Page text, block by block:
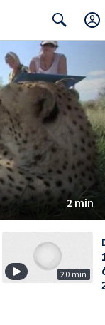
Search
2 min
20 min